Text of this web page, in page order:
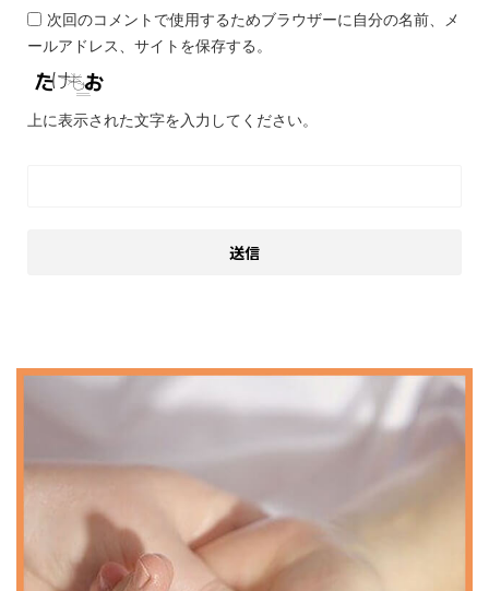
次回のコメントで使用するためブラウザーに自分の名前、メ
ールアドレス、サイトを保存する。
上に表示された文字を入力してください。